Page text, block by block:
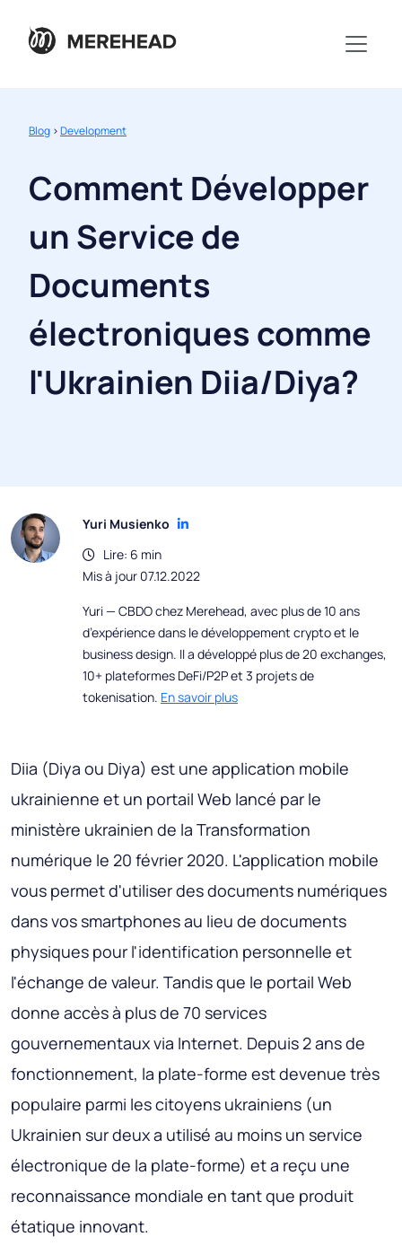
Blog >Development
Comment Développer
un Service de
Documents
électroniques comme
l'Ukrainien Diia/Diya?
Yuri Musienko
Lire: 6 min
Mis à jour 07.12.2022
Yuri — CBDO chez Merehead, avec plus de 10 ans
d’expérience dans le développement crypto et le
business design. Il a développé plus de 20 exchanges,
10+ plateformes DeFi/P2P et 3 projets de
tokenisation. En savoir plus
Diia (Diya ou Diya) est une application mobile
ukrainienne et un portail Web lancé par le
ministère ukrainien de la Transformation
numérique le 20 février 2020. L'application mobile
vous permet d'utiliser des documents numériques
dans vos smartphones au lieu de documents
physiques pour l'identification personnelle et
l'échange de valeur. Tandis que le portail Web
donne accès à plus de 70 services
gouvernementaux via Internet. Depuis 2 ans de
fonctionnement, la plate-forme est devenue très
populaire parmi les citoyens ukrainiens (un
Ukrainien sur deux a utilisé au moins un service
électronique de la plate-forme) et a reçu une
reconnaissance mondiale en tant que produit
étatique innovant.